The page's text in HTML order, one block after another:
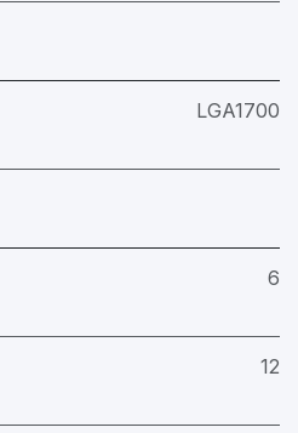
LGA1700
6
12